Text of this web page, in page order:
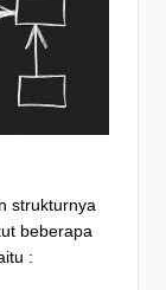
strukturnya
beberapa
: